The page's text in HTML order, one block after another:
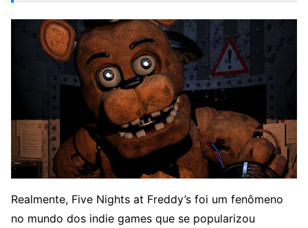
Realmente, Five Nights at Freddy’s foi um fenômeno
no mundo dos indie games que se popularizou